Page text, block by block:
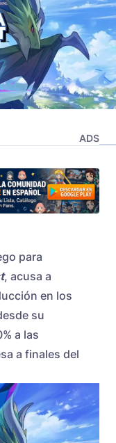
ADS
para
, acusa a
en los
su
a las
a finales del